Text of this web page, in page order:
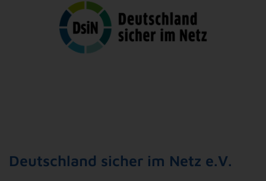
Deutschland sicher im Netz e.V.